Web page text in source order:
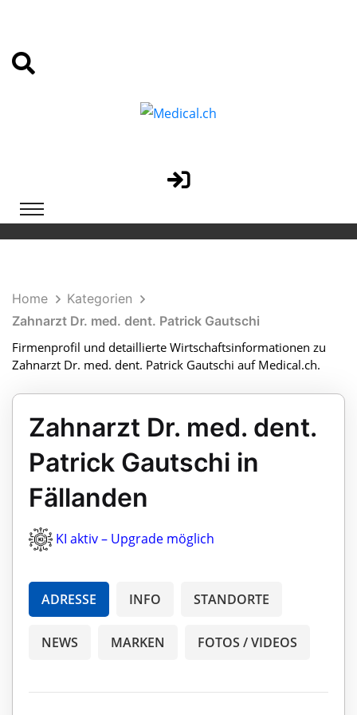
Home
Kategorien
Zahnarzt Dr. med. dent. Patrick Gautschi
Firmenprofil und detaillierte Wirtschaftsinformationen zu
Zahnarzt Dr. med. dent. Patrick Gautschi auf Medical.ch.
Zahnarzt Dr. med. dent.
Patrick Gautschi in
Fällanden
KI aktiv – Upgrade möglich
ADRESSE INFO STANDORTE
NEWS MARKEN FOTOS / VIDEOS